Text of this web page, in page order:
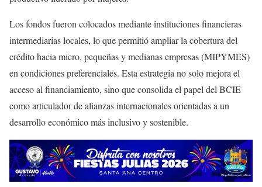
Los fondos fueron colocados mediante instituciones financieras
intermediarias locales, lo que permitió ampliar la cobertura del
crédito hacia micro, pequeñas y medianas empresas (MIPYMES)
en condiciones preferenciales. Esta estrategia no solo mejora el
acceso al financiamiento, sino que consolida el papel del BCIE
como articulador de alianzas internacionales orientadas a un
desarrollo económico más inclusivo y sostenible.